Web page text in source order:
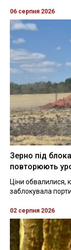
06 серпня 2026
Зерно під
повторюють
Ціни обвалилися,
заблокувала порти
02 серпня 2026